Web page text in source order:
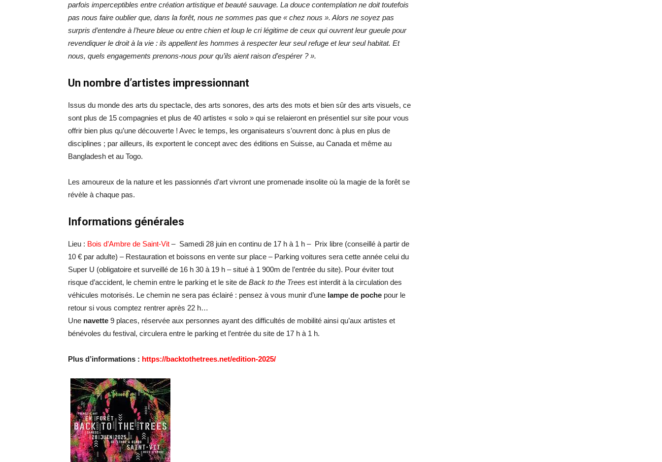
parfois imperceptibles entre création artistique et beauté sauvage. La douce contemplation ne doit toutefois
pas nous faire oublier que, dans la forêt, nous ne sommes pas que « chez nous ». Alors ne soyez pas
surpris d’entendre à l’heure bleue ou entre chien et loup le cri légitime de ceux qui ouvrent leur gueule pour
revendiquer le droit à la vie : ils appellent les hommes à respecter leur seul refuge et leur seul habitat. Et
nous, quels engagements prenons-nous pour qu’ils aient raison d’espérer ? ».
Un nombre d’artistes impressionnant
Issus du monde des arts du spectacle, des arts sonores, des arts des mots et bien sûr des arts visuels, ce
sont plus de 15 compagnies et plus de 40 artistes « solo » qui se relaieront en présentiel sur site pour vous
offrir bien plus qu’une découverte ! Avec le temps, les organisateurs s’ouvrent donc à plus en plus de
disciplines ; par ailleurs, ils exportent le concept avec des éditions en Suisse, au Canada et même au
Bangladesh et au Togo.
Les amoureux de la nature et les passionnés d’art vivront une promenade insolite où la magie de la forêt se
révèle à chaque pas.
Informations générales
Lieu : Bois d’Ambre de Saint-Vit – Samedi 28 juin en continu de 17 h à 1 h – Prix libre (conseillé à partir de
10 € par adulte) – Restauration et boissons en vente sur place – Parking voitures sera cette année celui du
Super U (obligatoire et surveillé de 16 h 30 à 19 h – situé à 1 900m de l’entrée du site). Pour éviter tout
risque d’accident, le chemin entre le parking et le site de Back to the Trees est interdit à la circulation des
véhicules motorisés. Le chemin ne sera pas éclairé : pensez à vous munir d’une lampe de poche pour le
retour si vous comptez rentrer après 22 h…
Une navette 9 places, réservée aux personnes ayant des difficultés de mobilité ainsi qu’aux artistes et
bénévoles du festival, circulera entre le parking et l’entrée du site de 17 h à 1 h.
Plus d’informations : https://backtothetrees.net/edition-2025/